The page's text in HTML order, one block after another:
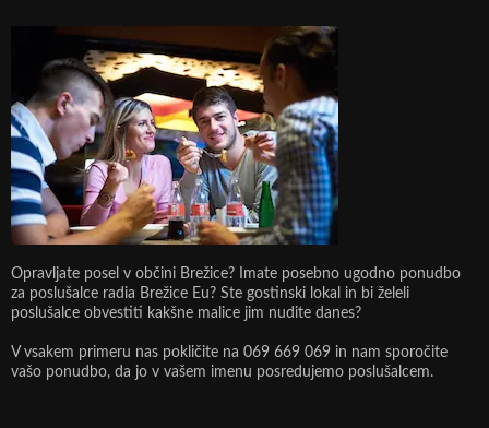
Opravljate posel v občini Brežice? Imate posebno ugodno ponudbo
za poslušalce radia Brežice Eu? Ste gostinski lokal in bi želeli
poslušalce obvestiti kakšne malice jim nudite danes?
V vsakem primeru nas pokličite na 069 669 069 in nam sporočite
vašo ponudbo, da jo v vašem imenu posredujemo poslušalcem.